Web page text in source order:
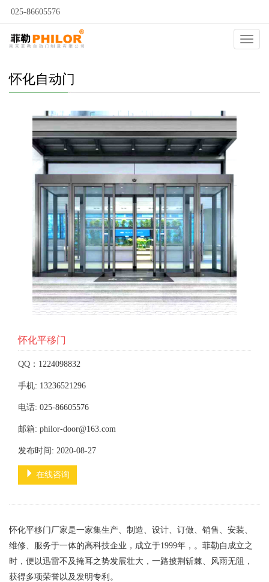
025-86605576
自动门
怀化自动门
怀化平移门
QQ：1224098832
手机: 13236521296
电话: 025-86605576
邮箱: philor-door@163.com
发布时间: 2020-08-27
在线咨询
怀化平移门厂家是一家集生产、制造、设计、订做、销售、安装、
维修、服务于一体的高科技企业，成立于1999年，。菲勒自成立之
时，便以迅雷不及掩耳之势发展壮大，一路披荆斩棘、风雨无阻，
获得多项荣誉以及发明专利。